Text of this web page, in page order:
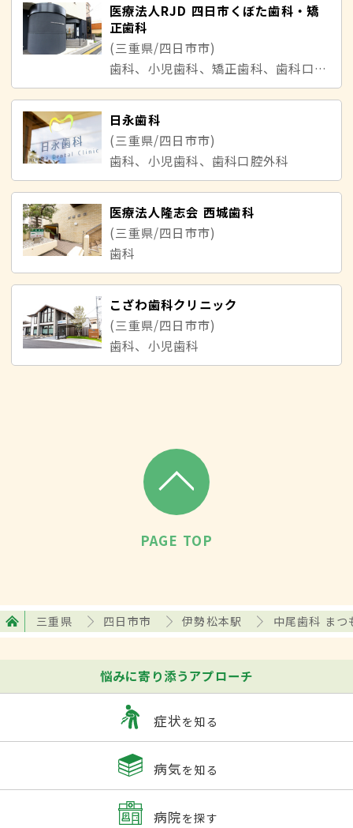
医療法人RJD 四日市くぼた歯科・矯
正歯科
(三重県/四日市市)
歯科、小児歯科、矯正歯科、歯科口腔外科
日永歯科
(三重県/四日市市)
歯科、小児歯科、歯科口腔外科
医療法人隆志会 西城歯科
(三重県/四日市市)
歯科
こざわ歯科クリニック
(三重県/四日市市)
歯科、小児歯科
PAGE TOP
三重県 四日市市 伊勢松本駅 中尾歯科 まつ
悩みに寄り添うアプローチ
症状を知る
病気を知る
病院を探す